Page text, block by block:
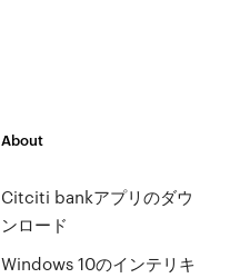
About
Citciti bankアプリのダウ
ンロード
Windows 10のインテリキ